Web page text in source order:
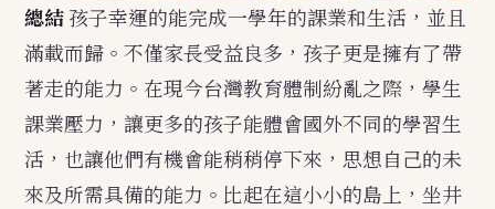
總結孩子幸運的能完成一學年的課業和生活，並且
滿載而歸。不僅家長受益良多，孩子更是擁有了帶
著走的能力。在現今台灣教育體制紛亂之際，學生
課業壓力，讓更多的孩子能體會國外不同的學習生
活，也讓他們有機會能稍稍停下來，思想自己的未
來及所需具備的能力。比起在這小小的島上，坐井